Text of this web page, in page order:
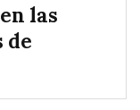
las
de